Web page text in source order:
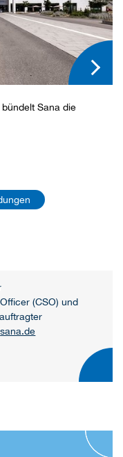
Sana die
(CSO) und
sana.de